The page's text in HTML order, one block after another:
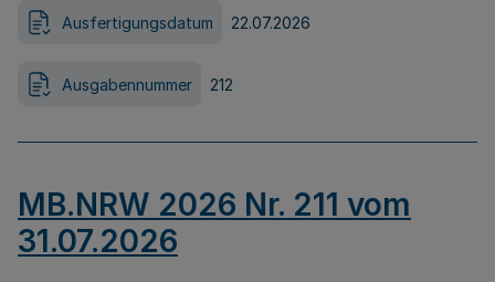
Ausfertigungsdatum 22.07.2026
Ausgabennummer 212
MB.NRW 2026 Nr. 211 vom
31.07.2026